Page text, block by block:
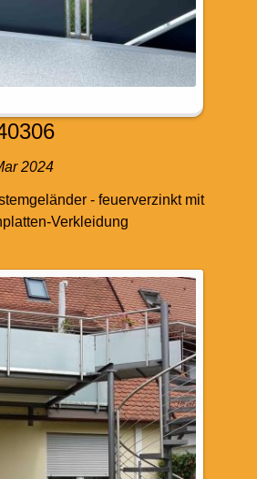
2024
- feuerverzinkt mit
Verkleidung